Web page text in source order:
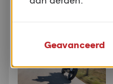
Geavanceerd